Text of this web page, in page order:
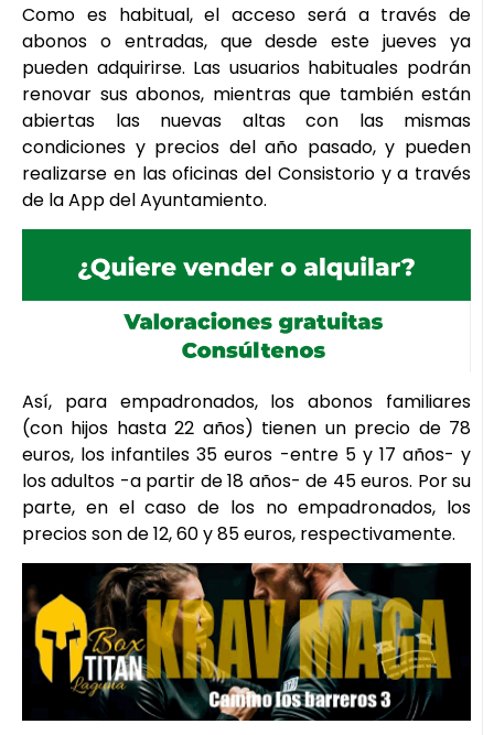
Como es habitual, el acceso será a través de
abonos o entradas, que desde este jueves ya
pueden adquirirse. Las usuarios habituales podrán
renovar sus abonos, mientras que también están
abiertas las nuevas altas con las mismas
condiciones y precios del año pasado, y pueden
realizarse en las oficinas del Consistorio y a través
de la App del Ayuntamiento.
Así, para empadronados, los abonos familiares
(con hijos hasta 22 años) tienen un precio de 78
euros, los infantiles 35 euros -entre 5 y 17 años- y
los adultos -a partir de 18 años- de 45 euros. Por su
parte, en el caso de los no empadronados, los
precios son de 12, 60 y 85 euros, respectivamente.